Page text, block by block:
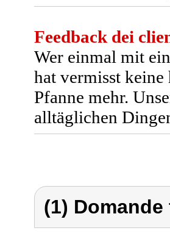
Feedback dei
Wer einmal mit
hat vermisst
Pfanne mehr.
alltäglichen
(1)